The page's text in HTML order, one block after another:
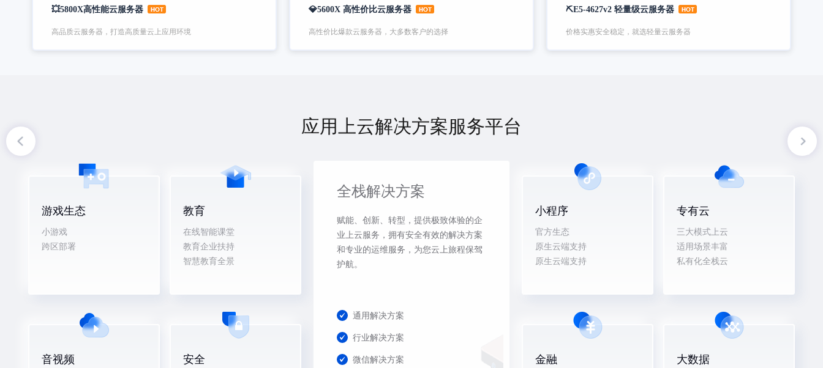
💥5800X高性能云服务器
高品质云服务器，打造高质量云上应用环境
💎5600X 高性价比云服务器
高性价比爆款云服务器，大多数客户的选择
⛏️E5-4627v2 轻量级云服务器
价格实惠安全稳定，就选轻量云服务器
应用上云解决方案服务平台
游戏生态
小游戏
跨区部署
教育
在线智能课堂
教育企业扶持
智慧教育全景
音视频 安全
小程序
官方生态
原生云端支持
原生云端支持
专有云
三大模式上云
适用场景丰富
私有化全栈云
金融 大数据
全栈解决方案
赋能、创新、转型，提供极致体验的企
业上云服务，拥有安全有效的解决方案
和专业的运维服务，为您云上旅程保驾
护航。
通用解决方案
行业解决方案
微信解决方案